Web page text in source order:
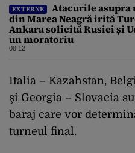
EXTERNE
Atacurile asupra
din Marea Neagră irită
Ankara solicită Rusiei și
un moratoriu
08:12
Italia – Kazahstan,
şi Georgia – Slovacia
baraj care vor
turneul final.